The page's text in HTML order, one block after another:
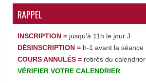
RAPPEL
INSCRIPTION = jusqu’à 11h le jour J
DÉSINSCRIPTION = h-1 avant la séance
COURS ANNULÉS = retirés du calendrier
VÉRIFIER VOTRE CALENDRIER